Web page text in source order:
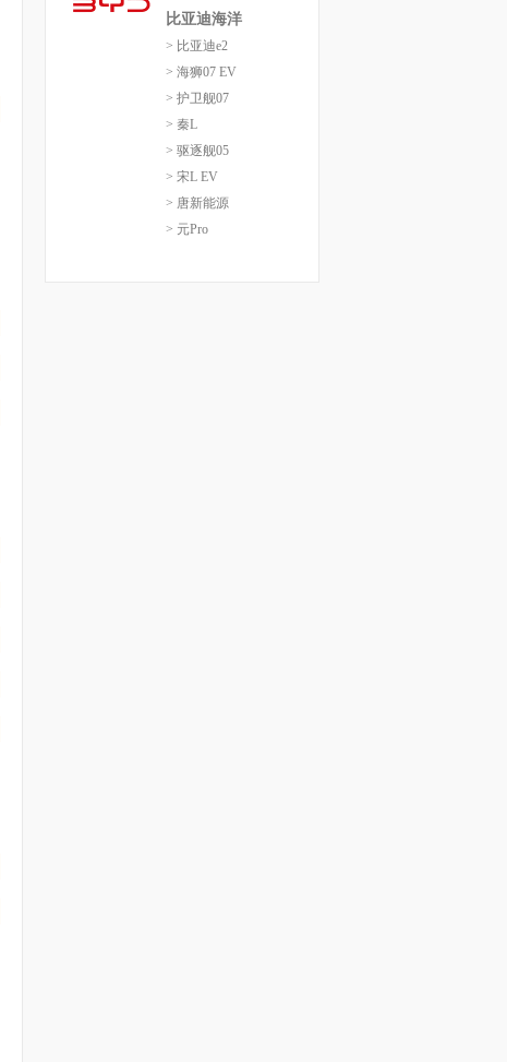
比亚迪海洋
> 比亚迪e2
> 海狮07 EV
> 护卫舰07
> 秦L
> 驱逐舰05
> 宋L EV
> 唐新能源
> 元Pro